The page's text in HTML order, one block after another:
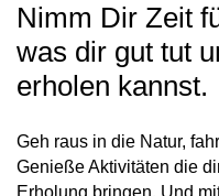
Nimm Dir Zeit
was dir gut tut
erholen kannst.
Geh raus in die Natur,
Genieße Aktivitäten die